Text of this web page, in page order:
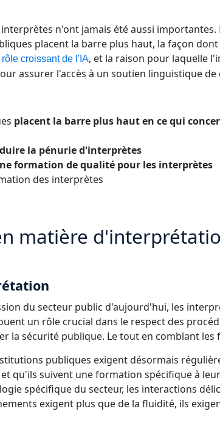
n'ont jamais été aussi importantes.
placent la barre plus haut, la façon
rôle croissant de l'IA, et la raison pour laquelle
assurer l'accès à un soutien linguistique de
placent la barre plus haut en ce qui
la pénurie d'interprètes
formation de qualité pour les interprètes
des interprètes
matière
du secteur public d'aujourd'hui, les
un rôle crucial dans le respect des
la sécurité publique. Le tout en comblant les
publiques exigent désormais
qu'ils suivent une formation spécifique à
spécifique du secteur, les interactions
exigent plus que de la fluidité, ils